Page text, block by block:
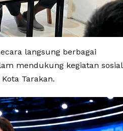
langsung berbagai
mendukung kegiatan sosial
Tarakan.